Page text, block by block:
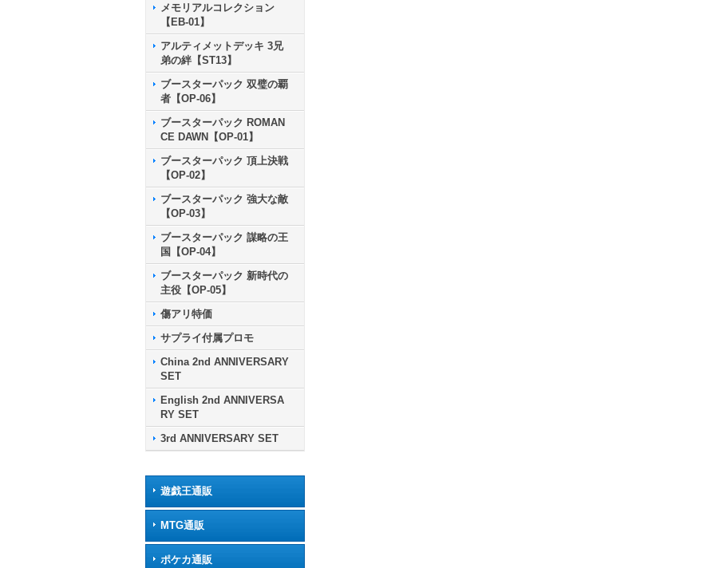
メモリアルコレクション
【EB-01】
アルティメットデッキ 3兄
弟の絆【ST13】
ブースターパック 双璧の覇
者【OP-06】
ブースターパック ROMAN
CE DAWN【OP-01】
ブースターパック 頂上決戦
【OP-02】
ブースターパック 強大な敵
【OP-03】
ブースターパック 謀略の王
国【OP-04】
ブースターパック 新時代の
主役【OP-05】
傷アリ特価
サプライ付属プロモ
China 2nd ANNIVERSARY
SET
English 2nd ANNIVERSA
RY SET
3rd ANNIVERSARY SET
遊戯王通販
MTG通販
ポケカ通販